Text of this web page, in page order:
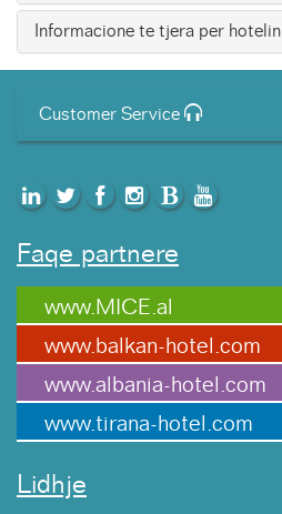
Informacione te tjera per hotelin
Customer Service
Faqe partnere
www.MICE.al
www.balkan-hotel.com
www.albania-hotel.com
www.tirana-hotel.com
Lidhje